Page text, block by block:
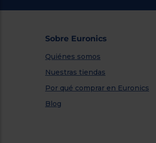
Sobre Euronics
Quiénes somos
Nuestras tiendas
Por qué comprar en Euronics
Blog